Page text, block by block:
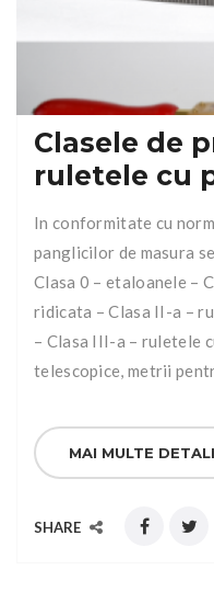
Clasele de
ruletele cu
In conformitate cu
panglicilor de masura
Clasa 0 – etaloanele –
ridicata – Clasa II-a –
– Clasa III-a – ruletele
telescopice, metrii
MAI MULTE
SHARE